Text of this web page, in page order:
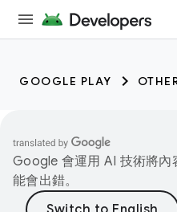
GOOGLE PLAY
Google 會運用 AI 技術將內
能會出錯。